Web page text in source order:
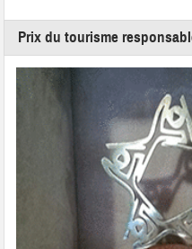
Prix du tourisme